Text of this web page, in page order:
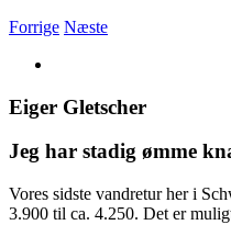
Forrige Næste
billede
Eiger Gletscher
Jeg har stadig ømme
Vores sidste vandretur her i
3.900 til ca. 4.250. Det er